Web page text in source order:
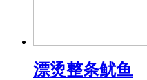
漂烫整条鱿鱼